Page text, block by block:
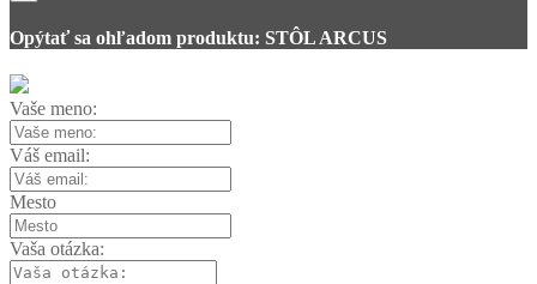
Opýtať sa ohľadom produktu: STÔL ARCUS
Vaše meno:
Váš email:
Mesto
Vaša otázka: